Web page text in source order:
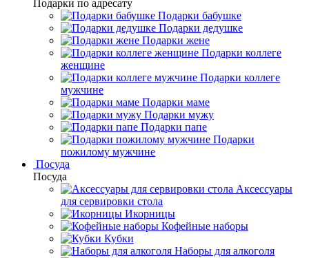
Подарки по адресату
Подарки бабушке
Подарки дедушке
Подарки жене
Подарки коллеге
женщине
Подарки коллеге
мужчине
Подарки маме
Подарки мужу
Подарки папе
Подарки
пожилому мужчине
Посуда
Посуда
Аксессуары
для сервировки стола
Икорницы
Кофейные наборы
Кубки
Наборы для алкоголя